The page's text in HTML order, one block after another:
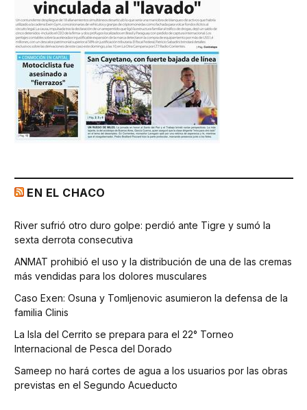
EN EL CHACO
River sufrió otro duro golpe: perdió ante Tigre y sumó la
sexta derrota consecutiva
ANMAT prohibió el uso y la distribución de una de las cremas
más vendidas para los dolores musculares
Caso Exen: Osuna y Tomljenovic asumieron la defensa de la
familia Clinis
La Isla del Cerrito se prepara para el 22° Torneo
Internacional de Pesca del Dorado
Sameep no hará cortes de agua a los usuarios por las obras
previstas en el Segundo Acueducto